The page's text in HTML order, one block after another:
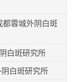
都蓉城外阴白斑
白斑研究所
白斑研究所